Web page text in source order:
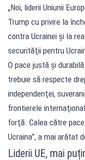
„Noi, liderii Uniunii
Trump cu privire la
contra Ucrainei şi la
securităţii pentru
O pace justă şi
trebuie să respecte
independenţei,
frontierele
forţă. Calea către
Ucraina”, a mai arătat
Liderii UE, mai